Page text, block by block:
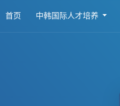
首页 中韩国际人才培养